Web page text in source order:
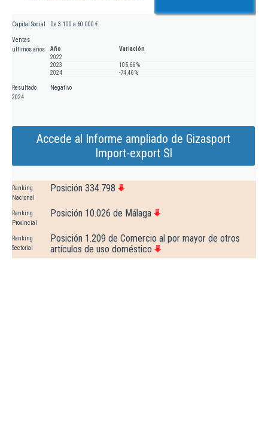
Capital Social De 3.100 a 60.000 €
Ventas
últimos años
Año
Variación
2022
2023
105,66 %
2024
-74,46 %
Resultado
2024
Negativo
Accede al Informe ampliado de Gizasport
Import-export Sl
Ranking
Nacional
Posición 334.798
Ranking
Provincial
Posición 10.026 de Málaga
Ranking
Sectorial
Posición 1.209 de Comercio al por mayor de otros
artículos de uso doméstico